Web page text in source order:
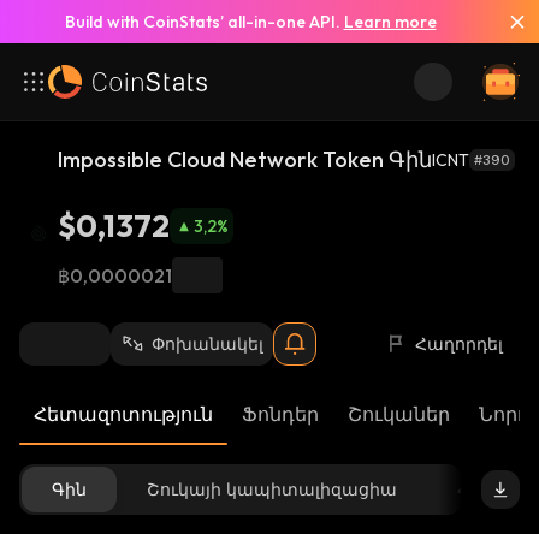
Build with CoinStats’ all-in-one API. Learn more
Impossible Cloud Network Token ԳինICNT #390
$0,1372 3,2%
฿0,0000021
Փոխանակել Հաղորդել
Հետազոտություն Ֆոնդեր Շուկաներ
Գին Շուկայի կապիտալիզացիա